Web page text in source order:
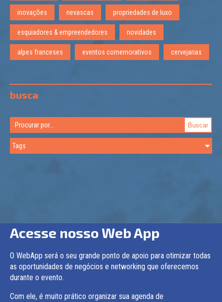
inovações nevascas propriedades de luxo
esquiadores & empreendedores novidades
alpes franceses eventos comemorativos cervejarias
busca
Acesse nosso Web App
O WebApp será o seu grande ponto de apoio para otimizar todas
as oportunidades de negócios e networking que oferecemos
durante o evento.
Com ele, é muito prático organizar sua agenda de